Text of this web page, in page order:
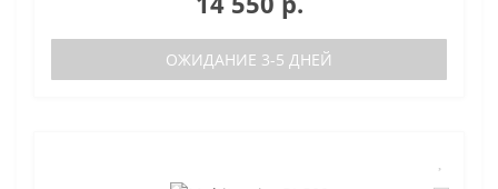
ОЖИДАНИЕ 3-5 ДНЕЙ